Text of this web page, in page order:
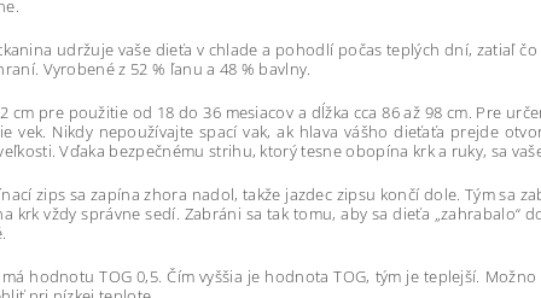
udržuje vaše dieťa v chlade a pohodlí počas teplých dní, zatiaľ
Vyrobené z 52 % ľanu a 48 % bavlny.
cm pre použitie od 18 do 36 mesiacov a dĺžka cca 86 až 98 cm. Pre
vek. Nikdy nepoužívajte spací vak, ak hlava vášho dieťaťa prejde
Vďaka bezpečnému strihu, ktorý tesne obopína krk a ruky, sa
zips sa zapína zhora nadol, takže jazdec zipsu končí dole. Tým sa
krk vždy správne sedí. Zabráni sa tak tomu, aby sa dieťa „zahrabalo“
má hodnotu TOG 0,5. Čím vyššia je hodnota TOG, tým je teplejší.